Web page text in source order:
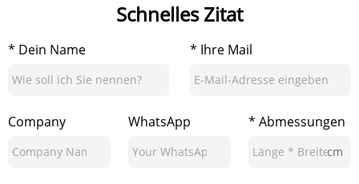
Schnelles Zitat
* Dein Name * Ihre Mail
Company WhatsApp * Abmessungen
cm